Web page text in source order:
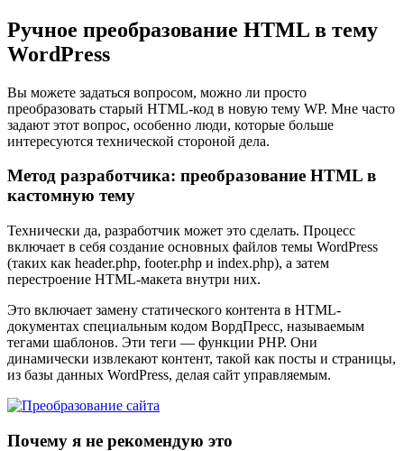
Ручное преобразование HTML в тему
WordPress
Вы можете задаться вопросом, можно ли просто
преобразовать старый HTML-код в новую тему WP. Мне часто
задают этот вопрос, особенно люди, которые больше
интересуются технической стороной дела.
Метод разработчика: преобразование HTML в
кастомную тему
Технически да, разработчик может это сделать. Процесс
включает в себя создание основных файлов темы WordPress
(таких как header.php, footer.php и index.php), а затем
перестроение HTML-макета внутри них.
Это включает замену статического контента в HTML-
документах специальным кодом ВордПресс, называемым
тегами шаблонов. Эти теги — функции PHP. Они
динамически извлекают контент, такой как посты и страницы,
из базы данных WordPress, делая сайт управляемым.
Почему я не рекомендую это